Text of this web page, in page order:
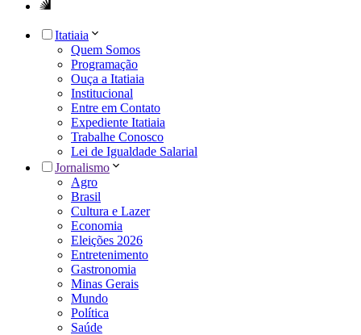
Itatiaia
Quem Somos
Programação
Ouça a Itatiaia
Institucional
Entre em Contato
Expediente Itatiaia
Trabalhe Conosco
Lei de Igualdade Salarial
Jornalismo
Agro
Brasil
Cultura e Lazer
Economia
Eleições 2026
Entretenimento
Gastronomia
Minas Gerais
Mundo
Política
Saúde